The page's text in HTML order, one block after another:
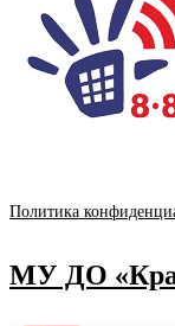
Политика
МУ ДО